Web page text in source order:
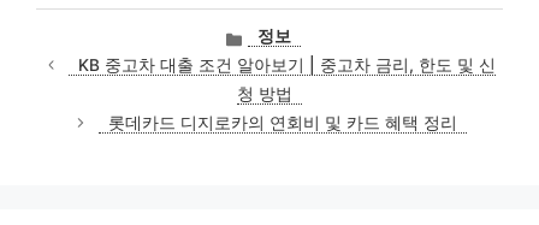
카
테
고
리
정보
KB 중고차 대출 조건 알아보기 | 중고차 금리, 한도 및 신
청 방법
롯데카드 디지로카의 연회비 및 카드 혜택 정리